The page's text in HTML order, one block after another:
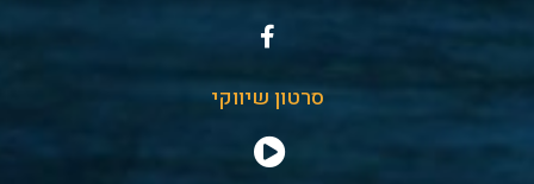
סרטון שיווקי